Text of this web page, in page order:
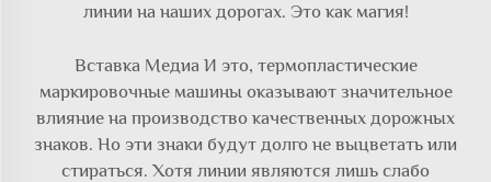
линии на наших дорогах. Это как магия!
Вставка Медиа И это, термопластические
маркировочные машины оказывают значительное
влияние на производство качественных дорожных
знаков. Но эти знаки будут долго не выцветать или
стираться. Хотя линии являются лишь слабо